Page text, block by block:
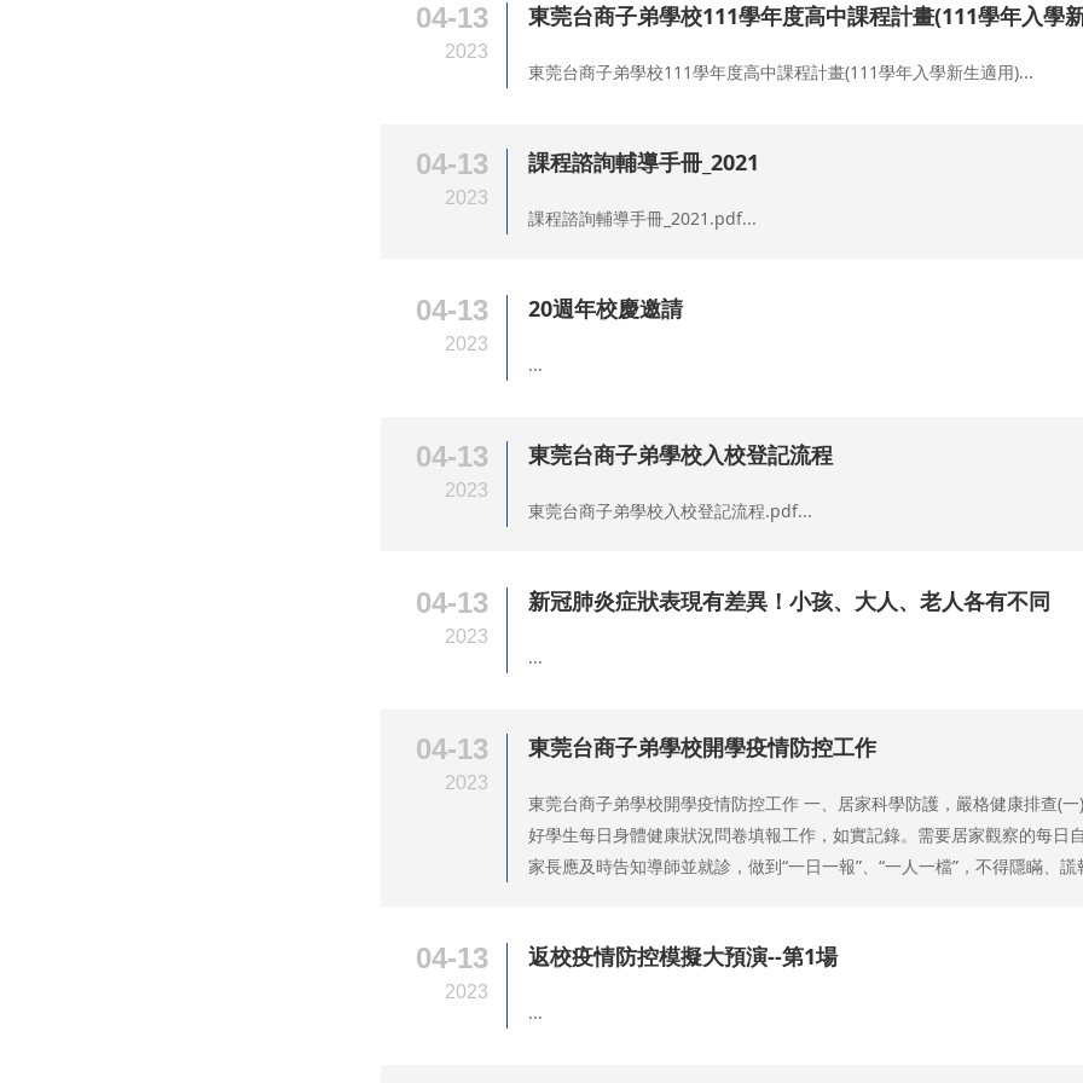
04-13
2023
東莞台商子弟學校111學年度高中課程計畫(111學年入學
東莞台商子弟學校111學年度高中課程計畫(111學年入學新生適用)...
04-13
2023
課程諮詢輔導手冊_2021
課程諮詢輔導手冊_2021.pdf...
04-13
2023
20週年校慶邀請
...
04-13
2023
東莞台商子弟學校入校登記流程
東莞台商子弟學校入校登記流程.pdf...
04-13
2023
新冠肺炎症狀表現有差異！小孩、大人、老人各有不同
...
04-13
2023
東莞台商子弟學校開學疫情防控工作
東莞台商子弟學校開學疫情防控工作 一、居家科學防護，嚴格健康排查(
好學生每日身體健康狀況問卷填報工作，如實記錄。需要居家觀察的每
家長應及時告知導師並就診，做到“一日一報”、“一人一檔”，不得隱瞞、
04-13
2023
返校疫情防控模擬大預演--第1場
...